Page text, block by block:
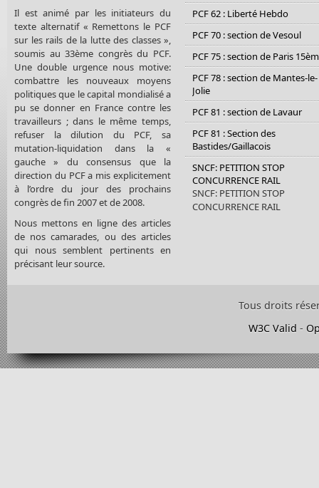
Il est animé par les initiateurs du
texte alternatif « Remettons le PCF
sur les rails de la lutte des classes »,
soumis au 33ème congrès du PCF.
Une double urgence nous motive:
combattre les nouveaux moyens
politiques que le capital mondialisé a
pu se donner en France contre les
travailleurs ; dans le même temps,
refuser la dilution du PCF, sa
mutation-liquidation dans la «
gauche » du consensus que la
direction du PCF a mis explicitement
à l’ordre du jour des prochains
congrès de fin 2007 et de 2008.
Nous mettons en ligne des articles
de nos camarades, ou des articles
qui nous semblent pertinents en
précisant leur source.
PCF 62 : Liberté Hebdo
PCF 70 : section de Vesoul
PCF 75 : section de Paris
PCF 78 : section de Mantes-le-
Jolie
PCF 81 : section de Lavaur
PCF 81 : Section des
Bastides/Gaillacois
SNCF: PETITION STOP
CONCURRENCE RAIL
SNCF: PETITION STOP
CONCURRENCE RAIL
Tous droits
W3C Valid -